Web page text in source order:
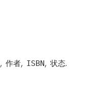
, 作者, ISBN, 状态.